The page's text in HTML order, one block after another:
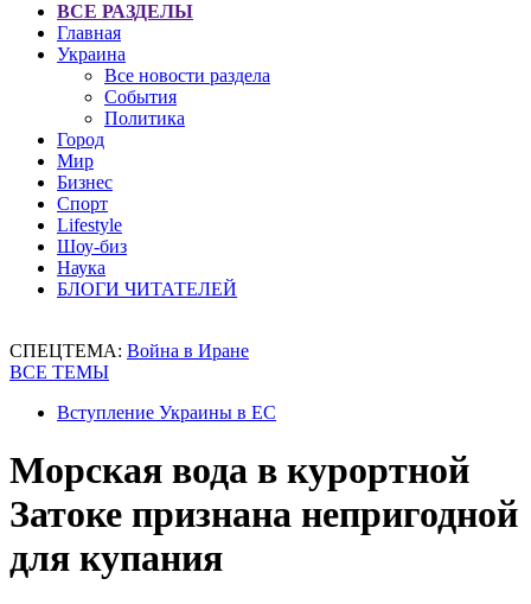
ВСЕ РАЗДЕЛЫ
Главная
Украина
Все новости раздела
События
Политика
Город
Мир
Бизнес
Спорт
Lifestyle
Шоу-биз
Наука
БЛОГИ ЧИТАТЕЛЕЙ
СПЕЦТЕМА: Война в Иране
ВСЕ ТЕМЫ
Вступление Украины в ЕС
Морская вода в курортной
Затоке признана непригодной
для купания